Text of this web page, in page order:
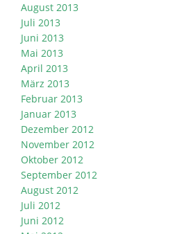
August 2013
Juli 2013
Juni 2013
Mai 2013
April 2013
März 2013
Februar 2013
Januar 2013
Dezember 2012
November 2012
Oktober 2012
September 2012
August 2012
Juli 2012
Juni 2012